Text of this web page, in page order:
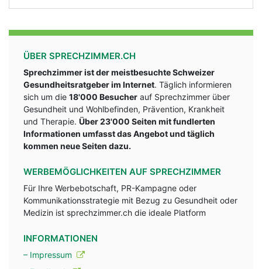
ÜBER SPRECHZIMMER.CH
Sprechzimmer ist der meistbesuchte Schweizer
Gesundheitsratgeber im Internet. Täglich informieren
sich um die 18'000 Besucher auf Sprechzimmer über
Gesundheit und Wohlbefinden, Prävention, Krankheit
und Therapie. Über 23'000 Seiten mit fundlerten
Informationen umfasst das Angebot und täglich
kommen neue Seiten dazu.
WERBEMÖGLICHKEITEN AUF SPRECHZIMMER
Für Ihre Werbebotschaft, PR-Kampagne oder
Kommunikationsstrategie mit Bezug zu Gesundheit oder
Medizin ist sprechzimmer.ch die ideale Platform
INFORMATIONEN
– Impressum